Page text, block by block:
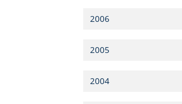
2006
2005
2004